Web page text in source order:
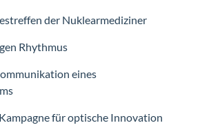
der Nuklearmediziner
Rhythmus
eines
für optische Innovation